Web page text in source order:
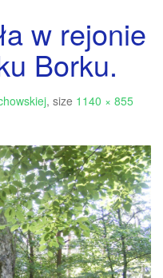
w rejonie
Borku.
, size 1140 × 855